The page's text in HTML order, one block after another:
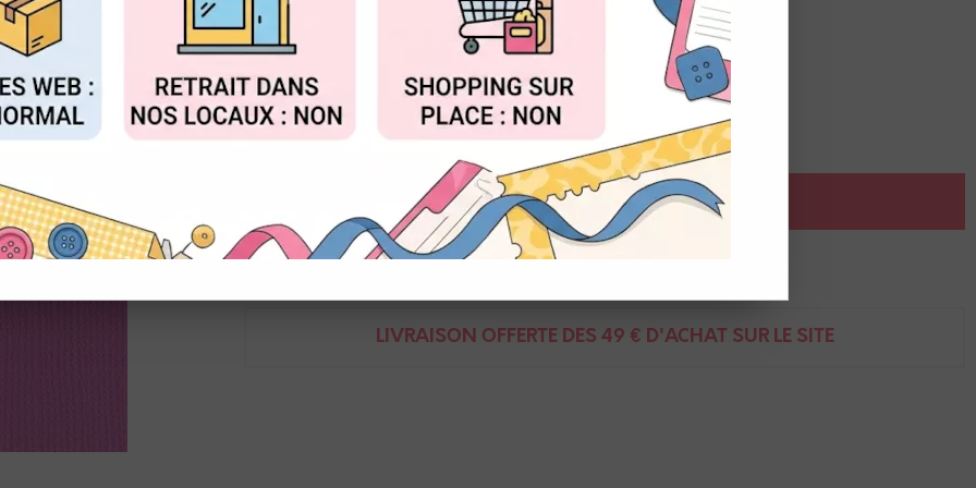
Réf. :2928-037
Cardstock texture toile Florence
30,5 x 30,5 cm / 216 g
8716052200375
AJOUTER AU PANIER
Demande de renseignement
LIVRAISON OFFERTE DÈS 49 € D'ACHAT SUR LE SITE
ACCEPTER TOUT